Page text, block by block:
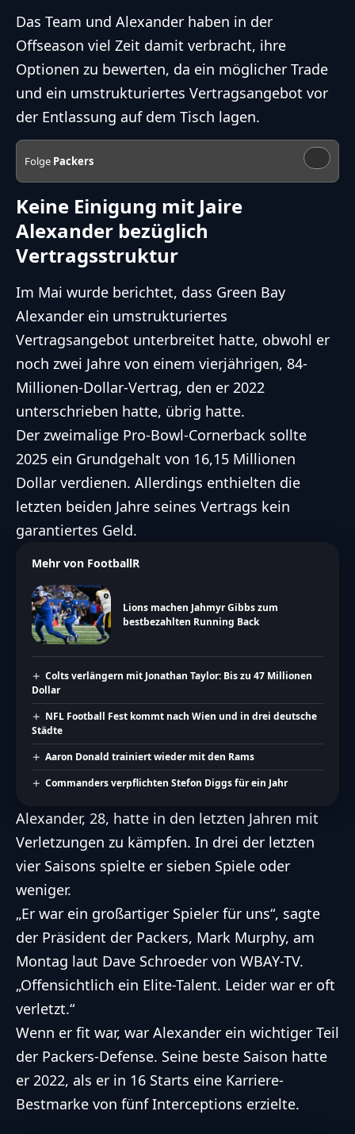
Das Team und Alexander haben in der
Offseason viel Zeit damit verbracht, ihre
Optionen zu bewerten, da ein möglicher Trade
und ein umstrukturiertes Vertragsangebot vor
der Entlassung auf dem Tisch lagen.
Folge Packers
Keine Einigung mit Jaire
Alexander bezüglich
Vertragsstruktur
Im Mai wurde berichtet, dass Green Bay
Alexander ein umstrukturiertes
Vertragsangebot unterbreitet hatte, obwohl er
noch zwei Jahre von einem vierjährigen, 84-
Millionen-Dollar-Vertrag, den er 2022
unterschrieben hatte, übrig hatte.
Der zweimalige Pro-Bowl-Cornerback sollte
2025 ein Grundgehalt von 16,15 Millionen
Dollar verdienen. Allerdings enthielten die
letzten beiden Jahre seines Vertrags kein
garantiertes Geld.
Mehr von FootballR
Lions machen Jahmyr Gibbs zum
bestbezahlten Running Back
Colts verlängern mit Jonathan Taylor: Bis zu 47 Millionen
Dollar
NFL Football Fest kommt nach Wien und in drei deutsche
Städte
Aaron Donald trainiert wieder mit den Rams
Commanders verpflichten Stefon Diggs für ein Jahr
Alexander, 28, hatte in den letzten Jahren mit
Verletzungen zu kämpfen. In drei der letzten
vier Saisons spielte er sieben Spiele oder
weniger.
„Er war ein großartiger Spieler für uns“, sagte
der Präsident der Packers, Mark Murphy, am
Montag laut Dave Schroeder von WBAY-TV.
„Offensichtlich ein Elite-Talent. Leider war er oft
verletzt.“
Wenn er fit war, war Alexander ein wichtiger Teil
der Packers-Defense. Seine beste Saison hatte
er 2022, als er in 16 Starts eine Karriere-
Bestmarke von fünf Interceptions erzielte.